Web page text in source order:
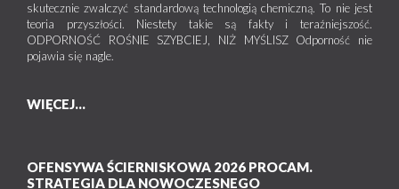
skutecznie zwalczyć standardową technologią chemiczną. To nie jest
teoria przyszłości. Niestety takie są fakty i teraźniejszość.
ODPORNOŚĆ ROŚNIE SZYBCIEJ, NIŻ MYŚLISZ Odporność nie
pojawia się nagle.
WIĘCEJ...
OFENSYWA ŚCIERNISKOWA 2026 PROCAM.
STRATEGIA DLA NOWOCZESNEGO